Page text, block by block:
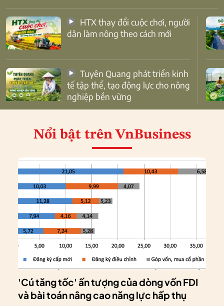
dân làm nông theo cách mới
tế tập thể, tạo động lực cho nông
nghiệp bền vững
Nổi bật trên VnBusiness
'Cú tăng tốc' ấn tượng của dòng vốn FDI
và bài toán nâng cao năng lực hấp thụ